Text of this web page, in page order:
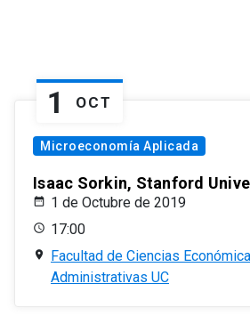
1 OCT
Microeconomía Aplicada
Isaac Sorkin, Stanford
1 de Octubre de 2019
17:00
Facultad de Ciencias
Administrativas UC